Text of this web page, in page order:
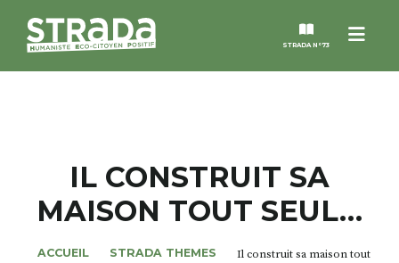
STRADA N°73
MAGAZINES
NOS THÈMES
IL CONSTRUIT SA
MAISON TOUT SEUL…
ACCUEIL STRADA THEMES
Il construit sa maison tout